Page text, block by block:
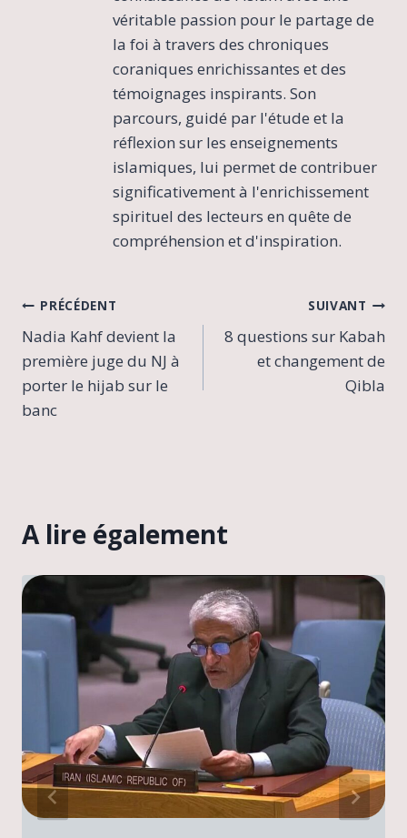
véritable passion pour le partage de
la foi à travers des chroniques
coraniques enrichissantes et des
témoignages inspirants. Son
parcours, guidé par l'étude et la
réflexion sur les enseignements
islamiques, lui permet de contribuer
significativement à l'enrichissement
spirituel des lecteurs en quête de
compréhension et d'inspiration.
Navigation
de
l’article
PRÉCÉDENT
Nadia Kahf devient la
première juge du NJ à
porter le hijab sur le
banc
SUIVANT
8 questions sur Kabah
et changement de
Qibla
A lire également